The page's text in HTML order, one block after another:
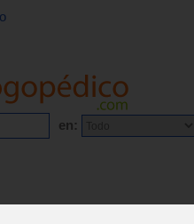
en: